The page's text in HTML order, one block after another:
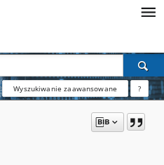
Wyszukiwanie zaawansowane ?